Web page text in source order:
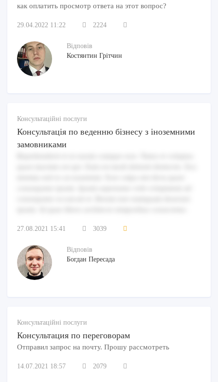
как оплатить просмотр ответа на этот вопрос?
29.04.2022 11:22 2224
Відповів
Костянтин Грітчин
Консультаційні послуги
Консультація по веденню бізнесу з іноземними
замовниками
27.08.2021 15:41 3039
Відповів
Богдан Пересада
Консультаційні послуги
Консультация по переговорам
Отправил запрос на почту. Прошу рассмотреть
14.07.2021 18:57 2079